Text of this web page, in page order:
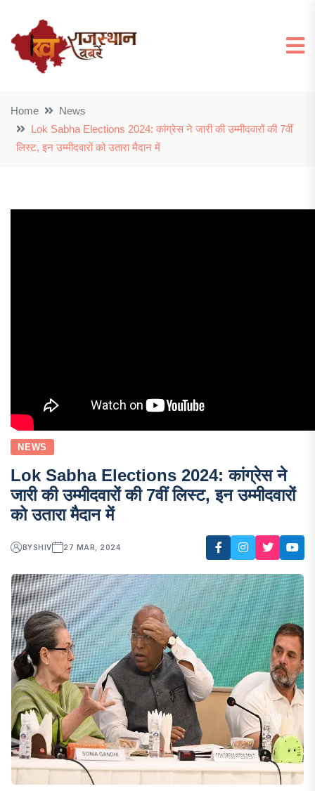
Home
News
Lok Sabha Elections 2024: कांग्रेस ने जारी की उम्मीदवारों की 7वीं
लिस्ट, इन उम्मीदवारों को उतारा मैदान में
NEWS
Lok Sabha Elections 2024: कांग्रेस ने
जारी की उम्मीदवारों की 7वीं लिस्ट, इन उम्मीदवारों
को उतारा मैदान में
BYSHIV 27 MAR, 2024